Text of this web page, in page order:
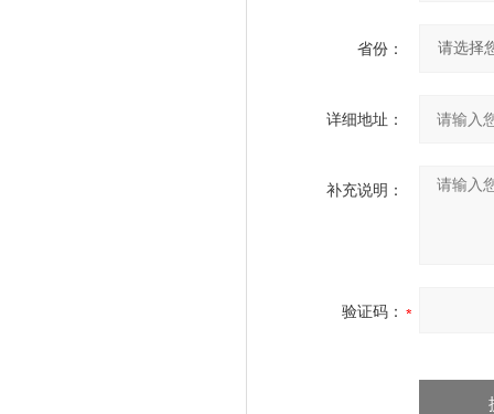
省份：
详细地址：
补充说明：
验证码：